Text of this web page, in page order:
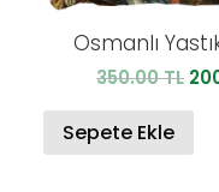
Osmanlı
350.00TL
Sepete Ekle